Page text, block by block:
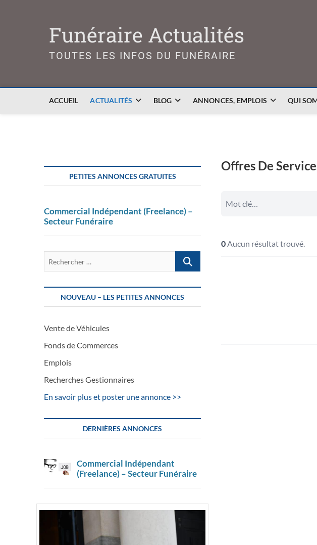
Funéraire Actualités
TOUTES LES INFOS DU FUNÉRAIRE
ACCUEIL ACTUALITÉS BLOG ANNONCES, EMPLOIS QUI
Offres De
0Aucun résultat trouvé.
PETITES ANNONCES GRATUITES
Commercial Indépendant (Freelance) –
Secteur Funéraire
Rechercher
NOUVEAU – LES PETITES ANNONCES
Vente de Véhicules
Fonds de Commerces
Emplois
Recherches Gestionnaires
En savoir plus et poster une annonce >>
DERNIÈRES ANNONCES
Commercial Indépendant
(Freelance) – Secteur Funéraire